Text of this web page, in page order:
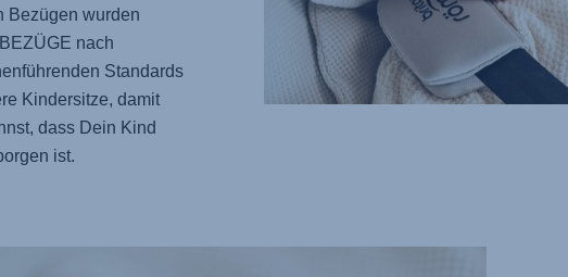
Bezügen wurden
nach
Standards
Kindersitze, damit
dass Dein Kind
ist.